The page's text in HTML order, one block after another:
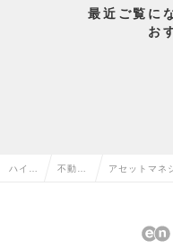
最近ご覧に
お
ハイク 不動産 アセットマネ
ンド・PE投資